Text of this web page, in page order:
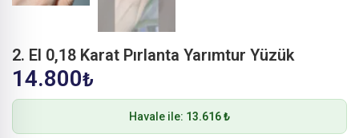
2. El 0,18 Karat Pırlanta Yarımtur Yüzük
14.800₺
Havale ile: 13.616 ₺